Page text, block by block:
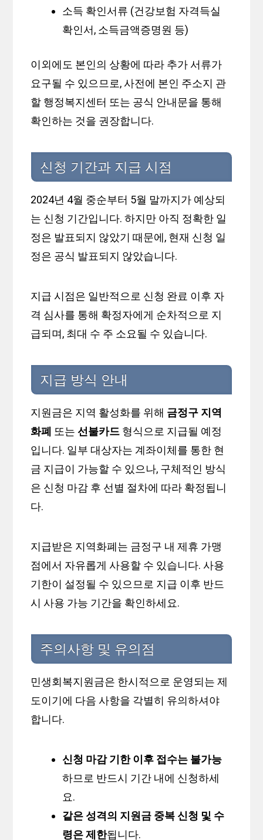
소득 확인서류 (건강보험 자격득실
확인서, 소득금액증명원 등)
이외에도 본인의 상황에 따라 추가 서류가
요구될 수 있으므로, 사전에 본인 주소지 관
할 행정복지센터 또는 공식 안내문을 통해
확인하는 것을 권장합니다.
신청 기간과 지급 시점
2024년 4월 중순부터 5월 말까지가 예상되
는 신청 기간입니다. 하지만 아직 정확한 일
정은 발표되지 않았기 때문에, 현재 신청 일
정은 공식 발표되지 않았습니다.
지급 시점은 일반적으로 신청 완료 이후 자
격 심사를 통해 확정자에게 순차적으로 지
급되며, 최대 수 주 소요될 수 있습니다.
지급 방식 안내
지원금은 지역 활성화를 위해 금정구 지역
화폐 또는선불카드 형식으로 지급될 예정
입니다. 일부 대상자는 계좌이체를 통한 현
금 지급이 가능할 수 있으나, 구체적인 방식
은 신청 마감 후 선별 절차에 따라 확정됩니
다.
지급받은 지역화폐는 금정구 내 제휴 가맹
점에서 자유롭게 사용할 수 있습니다. 사용
기한이 설정될 수 있으므로 지급 이후 반드
시 사용 가능 기간을 확인하세요.
주의사항 및 유의점
민생회복지원금은 한시적으로 운영되는 제
도이기에 다음 사항을 각별히 유의하셔야
합니다.
신청 마감 기한 이후 접수는 불가능
하므로 반드시 기간 내에 신청하세
요.
같은 성격의 지원금 중복 신청 및 수
령은 제한됩니다.